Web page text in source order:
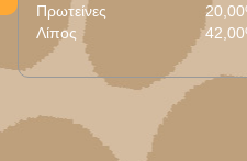
Πρωτείνες
Λίπος